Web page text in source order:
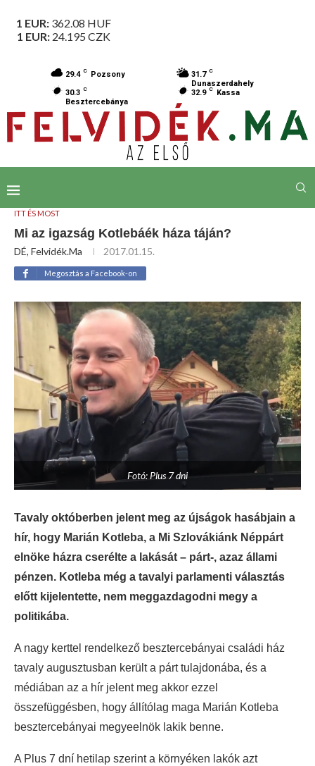
1 EUR: 362.08 HUF
1 EUR: 24.195 CZK
29.4 C Pozsony 31.7 C
Dunaszerdahely
30.3 C
Besztercebánya
32.9 C Kassa
ITT ÉS MOST
Mi az igazság Kotlebáék háza táján?
DÉ, Felvidék.ma 2017.01.15.
Megosztás a Facebook-on
Fotó: Plus 7 dni
Tavaly októberben jelent meg az újságok hasábjain a
hír, hogy Marián Kotleba, a Mi Szlovákiánk Néppárt
elnöke házra cserélte a lakását – párt-, azaz állami
pénzen. Kotleba még a tavalyi parlamenti választás
előtt kijelentette, nem meggazdagodni megy a
politikába.
A nagy kerttel rendelkező besztercebányai családi ház
tavaly augusztusban került a párt tulajdonába, és a
médiában az a hír jelent meg akkor ezzel
összefüggésben, hogy állítólag maga Marián Kotleba
besztercebányai megyeelnök lakik benne.
A Plus 7 dní hetilap szerint a környéken lakók azt